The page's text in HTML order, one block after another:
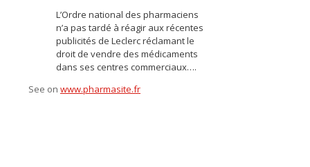
L’Ordre national des pharmaciens
n’a pas tardé à réagir aux récentes
publicités de Leclerc réclamant le
droit de vendre des médicaments
dans ses centres commerciaux….
See on www.pharmasite.fr